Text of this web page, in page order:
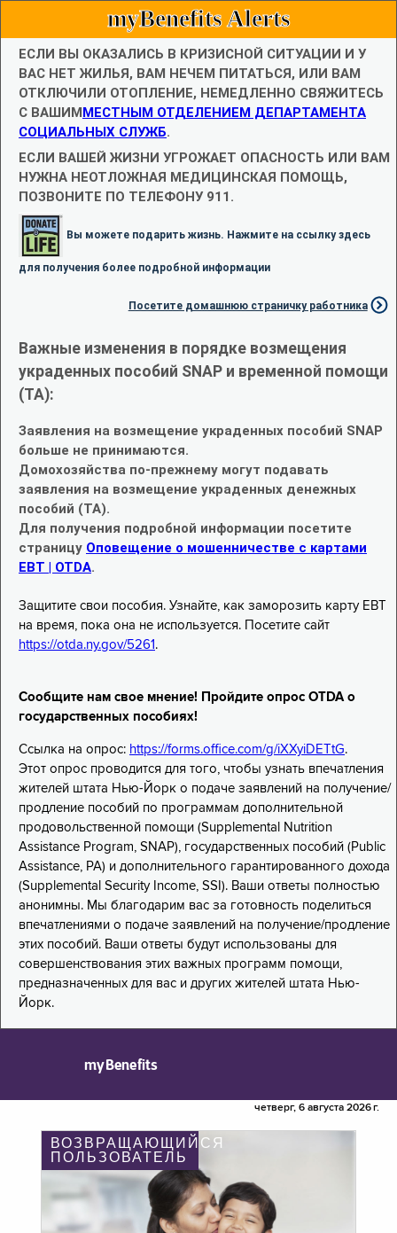
myBenefits Alerts
ЕСЛИ ВЫ ОКАЗАЛИСЬ В КРИЗИСНОЙ СИТУАЦИИ И У
ВАС НЕТ ЖИЛЬЯ, ВАМ НЕЧЕМ ПИТАТЬСЯ, ИЛИ ВАМ
ОТКЛЮЧИЛИ ОТОПЛЕНИЕ, НЕМЕДЛЕННО СВЯЖИТЕСЬ
С ВАШИММЕСТНЫМ ОТДЕЛЕНИЕМ ДЕПАРТАМЕНТА
СОЦИАЛЬНЫХ СЛУЖБ.
ЕСЛИ ВАШЕЙ ЖИЗНИ УГРОЖАЕТ ОПАСНОСТЬ ИЛИ ВАМ
НУЖНА НЕОТЛОЖНАЯ МЕДИЦИНСКАЯ ПОМОЩЬ,
ПОЗВОНИТЕ ПО ТЕЛЕФОНУ 911.
Вы можете подарить жизнь. Нажмите на ссылку здесь
для получения более подробной информации
Посетите домашнюю страничку работника
Важные изменения в порядке возмещения
украденных пособий SNAP и временной помощи
(TA):
Заявления на возмещение украденных пособий SNAP
больше не принимаются.
Домохозяйства по-прежнему могут подавать
заявления на возмещение украденных денежных
пособий (TA).
Для получения подробной информации посетите
страницу Оповещение о мошенничестве с картами
EBT | OTDA.
Защитите свои пособия. Узнайте, как заморозить карту EBT
на время, пока она не используется. Посетите сайт
https://otda.ny.gov/5261 .
Сообщите нам свое мнение! Пройдите опрос OTDA о
государственных пособиях!
Ссылка на опрос: https://forms.office.com/g/iXXyiDETtG.
Этот опрос проводится для того, чтобы узнать впечатления
жителей штата Нью-Йорк о подаче заявлений на получение/
продление пособий по программам дополнительной
продовольственной помощи (Supplemental Nutrition
Assistance Program, SNAP), государственных пособий (Public
Assistance, PA) и дополнительного гарантированного дохода
(Supplemental Security Income, SSI). Ваши ответы полностью
анонимны. Мы благодарим вас за готовность поделиться
впечатлениями о подаче заявлений на получение/продление
этих пособий. Ваши ответы будут использованы для
совершенствования этих важных программ помощи,
предназначенных для вас и других жителей штата Нью-
Йорк.
myBenefits
четверг, 6 августа 2026 г.
ВОЗВРАЩАЮЩИЙСЯ
ПОЛЬЗОВАТЕЛЬ